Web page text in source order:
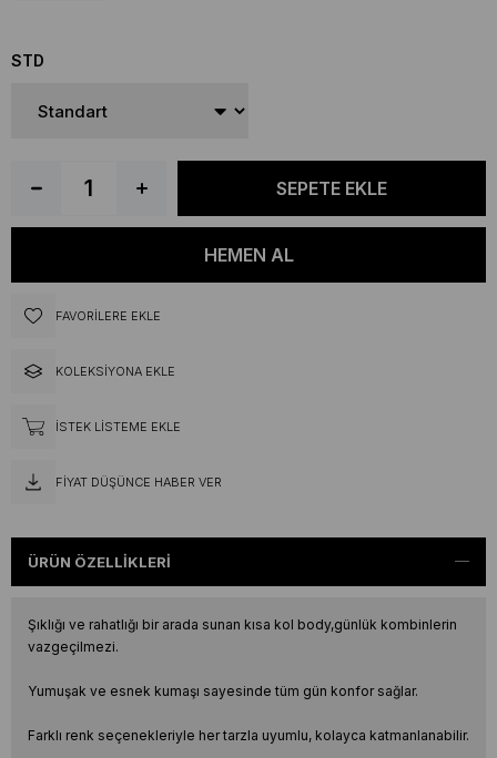
STD
FAVORILERE EKLE
KOLEKSIYONA EKLE
İSTEK LISTEME EKLE
FIYAT DÜŞÜNCE HABER VER
ÜRÜN ÖZELLIKLERI
Şıklığı ve rahatlığı bir arada sunan kısa kol body,günlük kombinlerin
vazgeçilmezi.
Yumuşak ve esnek kumaşı sayesinde tüm gün konfor sağlar.
Farklı renk seçenekleriyle her tarzla uyumlu, kolayca katmanlanabilir.